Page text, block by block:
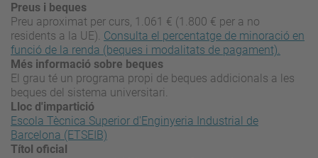
Preus i beques
Preu aproximat per curs, 1.061 € (1.800 € per a no
residents a la UE). Consulta el percentatge de minoració en
funció de la renda (beques i modalitats de pagament).
Més informació sobre beques
El grau té un programa propi de beques addicionals a les
beques del sistema universitari.
Lloc d'impartició
Escola Tècnica Superior d'Enginyeria Industrial de
Barcelona (ETSEIB)
Títol oficial